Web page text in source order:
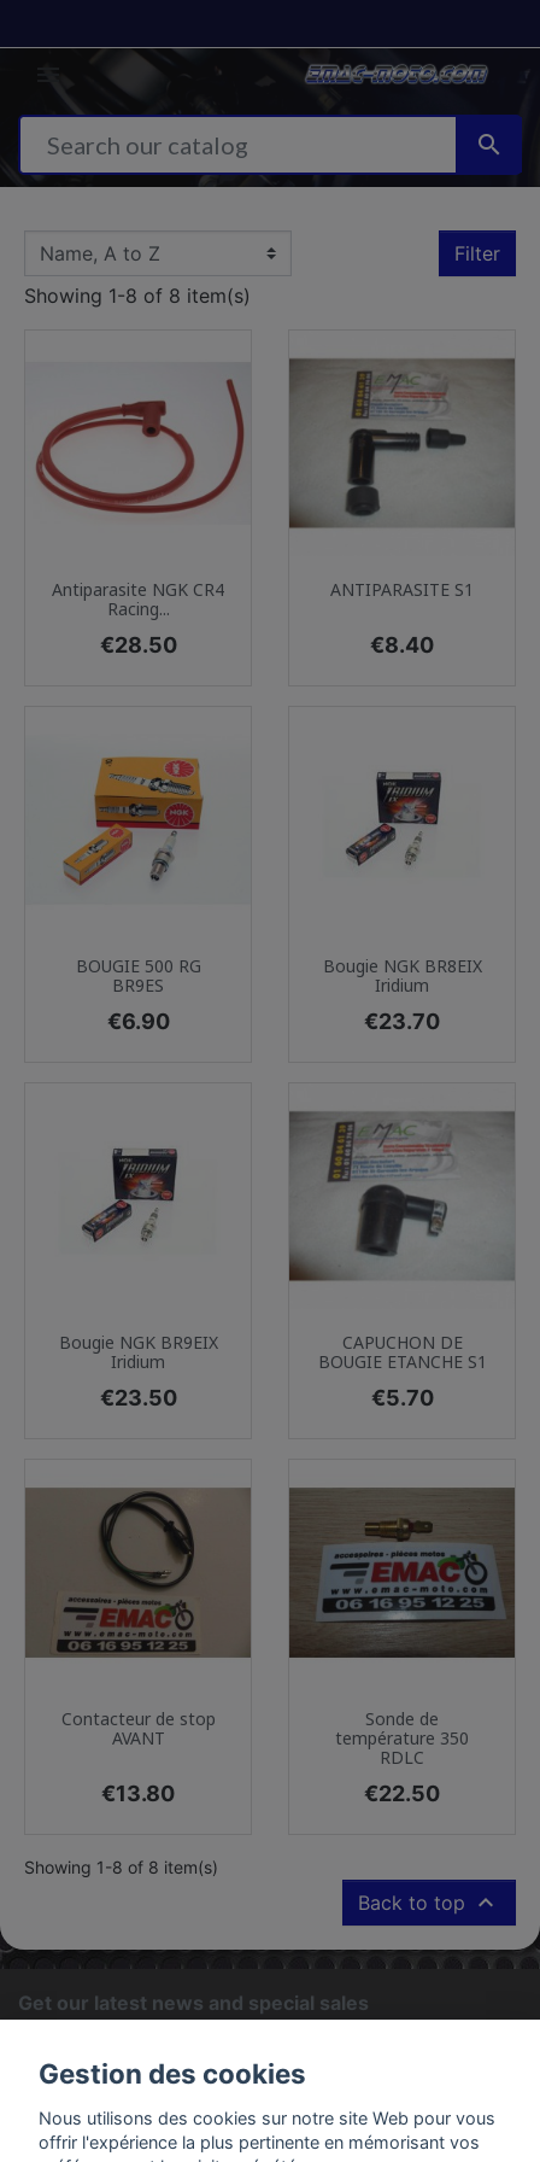

Filter
Showing 1-8 of 8 item(s)
Antiparasite NGK CR4
Racing...
Price
€28.50
ANTIPARASITE S1
Price
€8.40
BOUGIE 500 RG
BR9ES
Price
€6.90
Bougie NGK BR8EIX
Iridium
Price
€23.70
Bougie NGK BR9EIX
Iridium
Price
€23.50
CAPUCHON DE
BOUGIE ETANCHE S1
Price
€5.70
Contacteur de stop
AVANT
Price
€13.80
Sonde de
température 350
RDLC
Price
€22.50
Showing 1-8 of 8 item(s)
Back to top 
Get our latest news and special sales
find our contact info in the legal notice.
Gestion des cookies
Nous utilisons des cookies sur notre site Web pour vous
offrir l'expérience la plus pertinente en mémorisant vos